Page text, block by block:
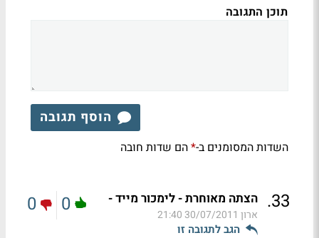
תוכן התגובה
הוסף תגובה
השדות המסומנים ב-*הם שדות חובה
33
. הצתה מאוחרת - לימכור מייד -
ארון 30/07/2011 21:40
הגב לתגובה זו
0
0